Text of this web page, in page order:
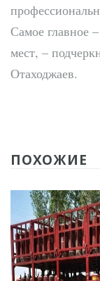
Самое главное
мест, –
Отаходжаев.
ПОХОЖИЕ